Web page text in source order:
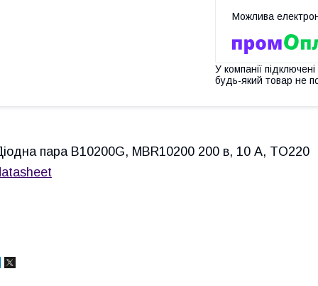
У компанії
будь-який товар не
пара B10200G, MBR10200 200 в, 10 А, TO220